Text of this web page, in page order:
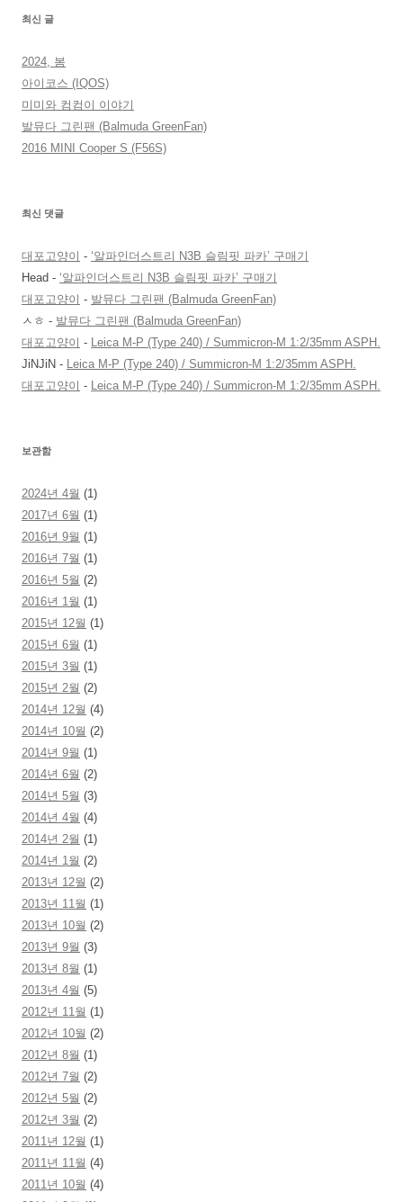
최신 글
2024, 봄
아이코스 (IQOS)
미미와 컴컴이 이야기
발뮤다 그린팬 (Balmuda GreenFan)
2016 MINI Cooper S (F56S)
최신 댓글
대포고양이 - ‘알파인더스트리 N3B 슬림핏 파카’ 구매기
Head - ‘알파인더스트리 N3B 슬림핏 파카’ 구매기
대포고양이 - 발뮤다 그린팬 (Balmuda GreenFan)
ㅅㅎ - 발뮤다 그린팬 (Balmuda GreenFan)
대포고양이 - Leica M-P (Type 240) / Summicron-M 1:2/35mm ASPH.
JiNJiN - Leica M-P (Type 240) / Summicron-M 1:2/35mm ASPH.
대포고양이 - Leica M-P (Type 240) / Summicron-M 1:2/35mm ASPH.
보관함
2024년 4월 (1)
2017년 6월 (1)
2016년 9월 (1)
2016년 7월 (1)
2016년 5월 (2)
2016년 1월 (1)
2015년 12월 (1)
2015년 6월 (1)
2015년 3월 (1)
2015년 2월 (2)
2014년 12월 (4)
2014년 10월 (2)
2014년 9월 (1)
2014년 6월 (2)
2014년 5월 (3)
2014년 4월 (4)
2014년 2월 (1)
2014년 1월 (2)
2013년 12월 (2)
2013년 11월 (1)
2013년 10월 (2)
2013년 9월 (3)
2013년 8월 (1)
2013년 4월 (5)
2012년 11월 (1)
2012년 10월 (2)
2012년 8월 (1)
2012년 7월 (2)
2012년 5월 (2)
2012년 3월 (2)
2011년 12월 (1)
2011년 11월 (4)
2011년 10월 (4)